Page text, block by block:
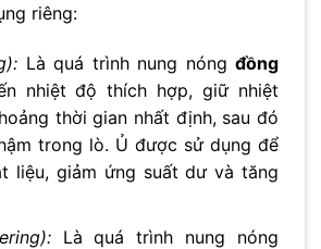
riêng:
Là quá trình nung nóngđồng
nhiệt độ thích hợp, giữ nhiệt
thời gian nhất định, sau đó
trong lò. Ủ được sử dụng để
liệu, giảm ứng suất dư và tăng
Là quá trình nung nóng